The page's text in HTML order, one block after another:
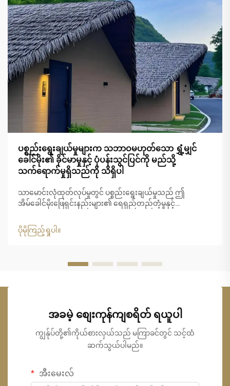
ပစ္စည်းရွေးချယ်မှုများက သဘာဝမဟုတ်သော ရွှံ့မျှင်
ခေါင်မိုး၏ ခိုင်မာမှုနှင့် ပုံပန်းသွင်ပြင်ကို မည်သို့
သက်ရောက်မှုရှိသည်ကို သိရှိပါ
သာမောင်းလုံထုတ်လုပ်မှုတွင် ပစ္စည်းရွေးချယ်မှုသည် ဤ
အိမ်ခေါင်မိုးဖြေရှင်းနည်းများ၏ ရေရှည်တည်တံ့မှုနှင့်
ကဏ္ဍမှ ပါဝင်ပါသည်။ ခေတ်မီသာမောင်းလုံပစ္စည်းများသည်
တည်ဆောက်ရေးလုပ်ငန်းကို ပြောင်းလဲပေးခဲ့ပြီး သဘာဝနှင့် နီးစပ်
ပိုမိုကြည့်ရှုပါ။
အခမဲ့ စျေးကုန်ကျစရိတ် ရယူပါ
ကျွန်ုပ်တို့၏ကိုယ်စားလှယ်သည် မကြာခင်တွင် သင့်ထံ
ဆက်သွယ်ပါမည်။
အီးမေးလ်